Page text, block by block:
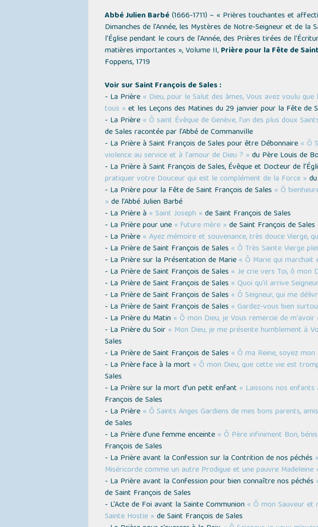
Abbé Julien Barbé(1666-1711) – « Prières touchantes et
Dimanches de l'Année, les Mystères de Notre-Seigneur et de la
l'Église pendant le cours de l'Année, des Prières tirées de
matières importantes », Volume II, Prière pour la Fête de
Foppens, 1719
Voir sur Saint François de Sales :
- La Prière « Dieu, pour le Salut des âmes, Vous avez voulu
tous » et les Leçons des Matines du 29 janvier pour la Fête de
- La Prière « Ô saint Évêque de Genève, l’un des plus doux
de Sales racontée par l'Abbé de Commanville
- La Prière à Saint François de Sales pour être Débonnaire « Ô
violence au service et à l'amour de Dieu ? » du Père Louis de
- La Prière à Saint François de Sales, Évêque et Docteur de
pratiquer votre Douceur qui est le complément de la Force »
- La Prière pour la Fête de Saint François de Sales « Ô
» de l’Abbé Julien Barbé
- La Prière à « Saint Joseph » de Saint François de Sales
- La Prière pour une « future mère » de Saint François de Sales
- La Prière « Ayez mémoire et souvenance, très douce Vierge,
- La Prière de Saint François de Sales « Ô Très Sainte Vierge
- La Prière sur la Présentation de Marie « Ô Marie qui marchait
- La Prière de Saint François de Sales « Je crie vers Toi, ô mon
- La Prière de Saint François de Sales « Quoi qu'il arrive
- La Prière de Saint François de Sales « Ô Seigneur, qui me
- La Prière de Saint François de Sales « Gardez-vous bien
- La Prière du Matin « Ô mon Dieu, je Vous remercie de
- La Prière du Soir « Mon Dieu, je me présente humblement à
Sales
- La Prière de Saint François de Sales « Ô ma Reine, soyez
- La Prière face à la mort « Ô mon Dieu, que cette vie est
Sales
- La Prière sur la mort d’un petit enfant « Laissons nos
François de Sales
- La Prière « Ô Saints Anges Gardiens de mes bons parents,
de Sales
- La Prière d’une femme enceinte « Ô Père infiniment Bon,
François de Sales
- La Prière avant la Confession sur la Contrition de nos péchés
Miséricorde comme un autre Prodigue et une pauvre Madeleine
- La Prière avant la Confession pour bien connaître nos péchés
de Saint François de Sales
- L’Acte de Foi avant la Sainte Communion « Ô mon Sauveur
Sainte Hostie » de Saint François de Sales